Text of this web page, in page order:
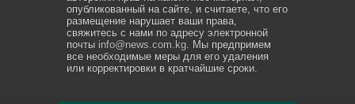
опубликованный на сайте, и считаете, что его
размещение нарушает ваши права,
свяжитесь с нами по адресу электронной
почты info@news.com.kg . Мы предпримем
все необходимые меры для его удаления
или корректировки в кратчайшие сроки.